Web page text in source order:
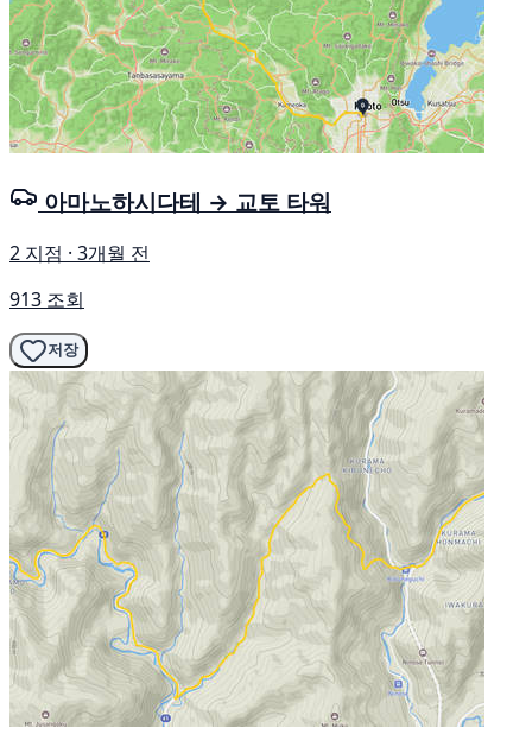
아마노하시다테 → 교토 타워
2 지점 · 3개월 전
913 조회
저장